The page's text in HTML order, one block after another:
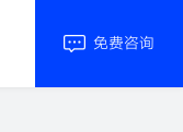
免费咨询